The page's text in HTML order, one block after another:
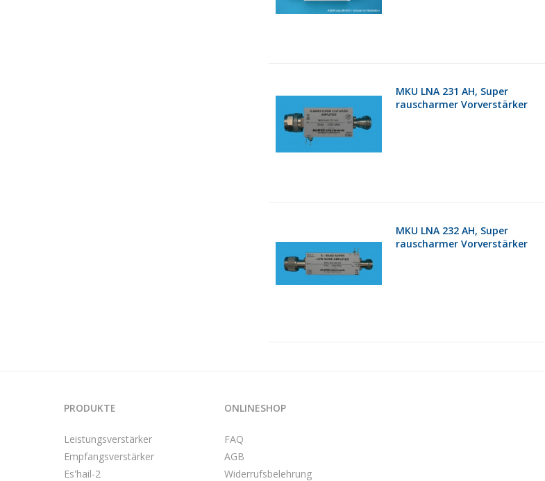
MKU LNA 231 AH, Super
rauscharmer Vorverstärker
MKU LNA 232 AH, Super
rauscharmer Vorverstärker
PRODUKTE
Leistungsverstärker
Empfangsverstärker
Es'hail-2
ONLINESHOP
FAQ
AGB
Widerrufsbelehrung